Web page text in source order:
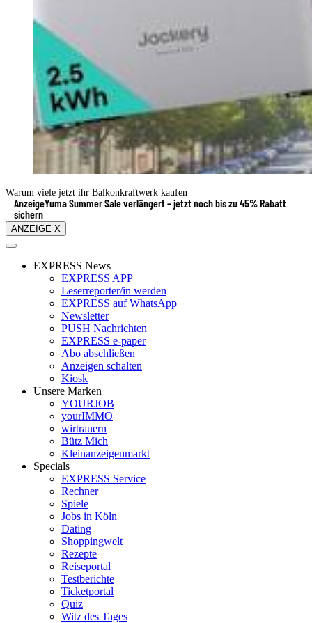
Warum viele jetzt ihr Balkonkraftwerk kaufen
AnzeigeYuma Summer Sale verlängert – jetzt noch bis zu 45% Rabatt
sichern
ANZEIGE X
EXPRESS News
EXPRESS APP
Leserreporter/in werden
EXPRESS auf WhatsApp
Newsletter
PUSH Nachrichten
EXPRESS e-paper
Abo abschließen
Anzeigen schalten
Kiosk
Unsere Marken
YOURJOB
yourIMMO
wirtrauern
Bütz Mich
Kleinanzeigenmarkt
Specials
EXPRESS Service
Rechner
Spiele
Jobs in Köln
Dating
Shoppingwelt
Rezepte
Reiseportal
Testberichte
Ticketportal
Quiz
Witz des Tages